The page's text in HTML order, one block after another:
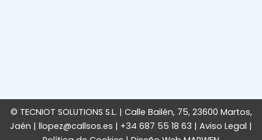
© TECNIOT SOLUTIONS S.L. | Calle Bailén, 75, 23600 Martos,
Jaén | llopez@callsos.es | +34 687 55 18 63 | Aviso Legal |